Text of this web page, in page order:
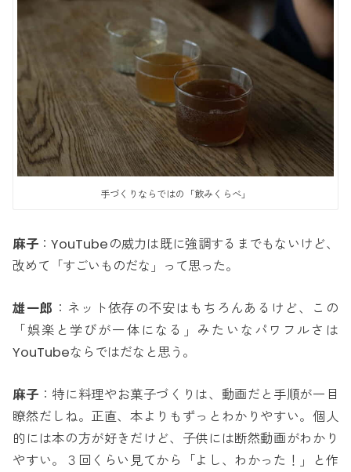
手づくりならではの「飲みくらべ」
麻子 ：YouTubeの威力は既に強調するまでもないけど、
改めて「すごいものだな」って思った。
雄一郎 ：ネット依存の不安はもちろんあるけど、この
「娯楽と学びが一体になる」みたいなパワフルさは
YouTubeならではだなと思う。
麻子 ：特に料理やお菓子づくりは、動画だと手順が一目
瞭然だしね。正直、本よりもずっとわかりやすい。個人
的には本の方が好きだけど、子供には断然動画がわかり
やすい。３回くらい見てから「よし、わかった！」と作